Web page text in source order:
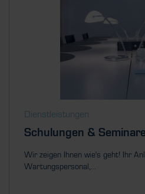
Dienstleistungen
Schulungen & Seminare
Wir zeigen Ihnen wie's geht! Ihr
Wartungspersonal,...